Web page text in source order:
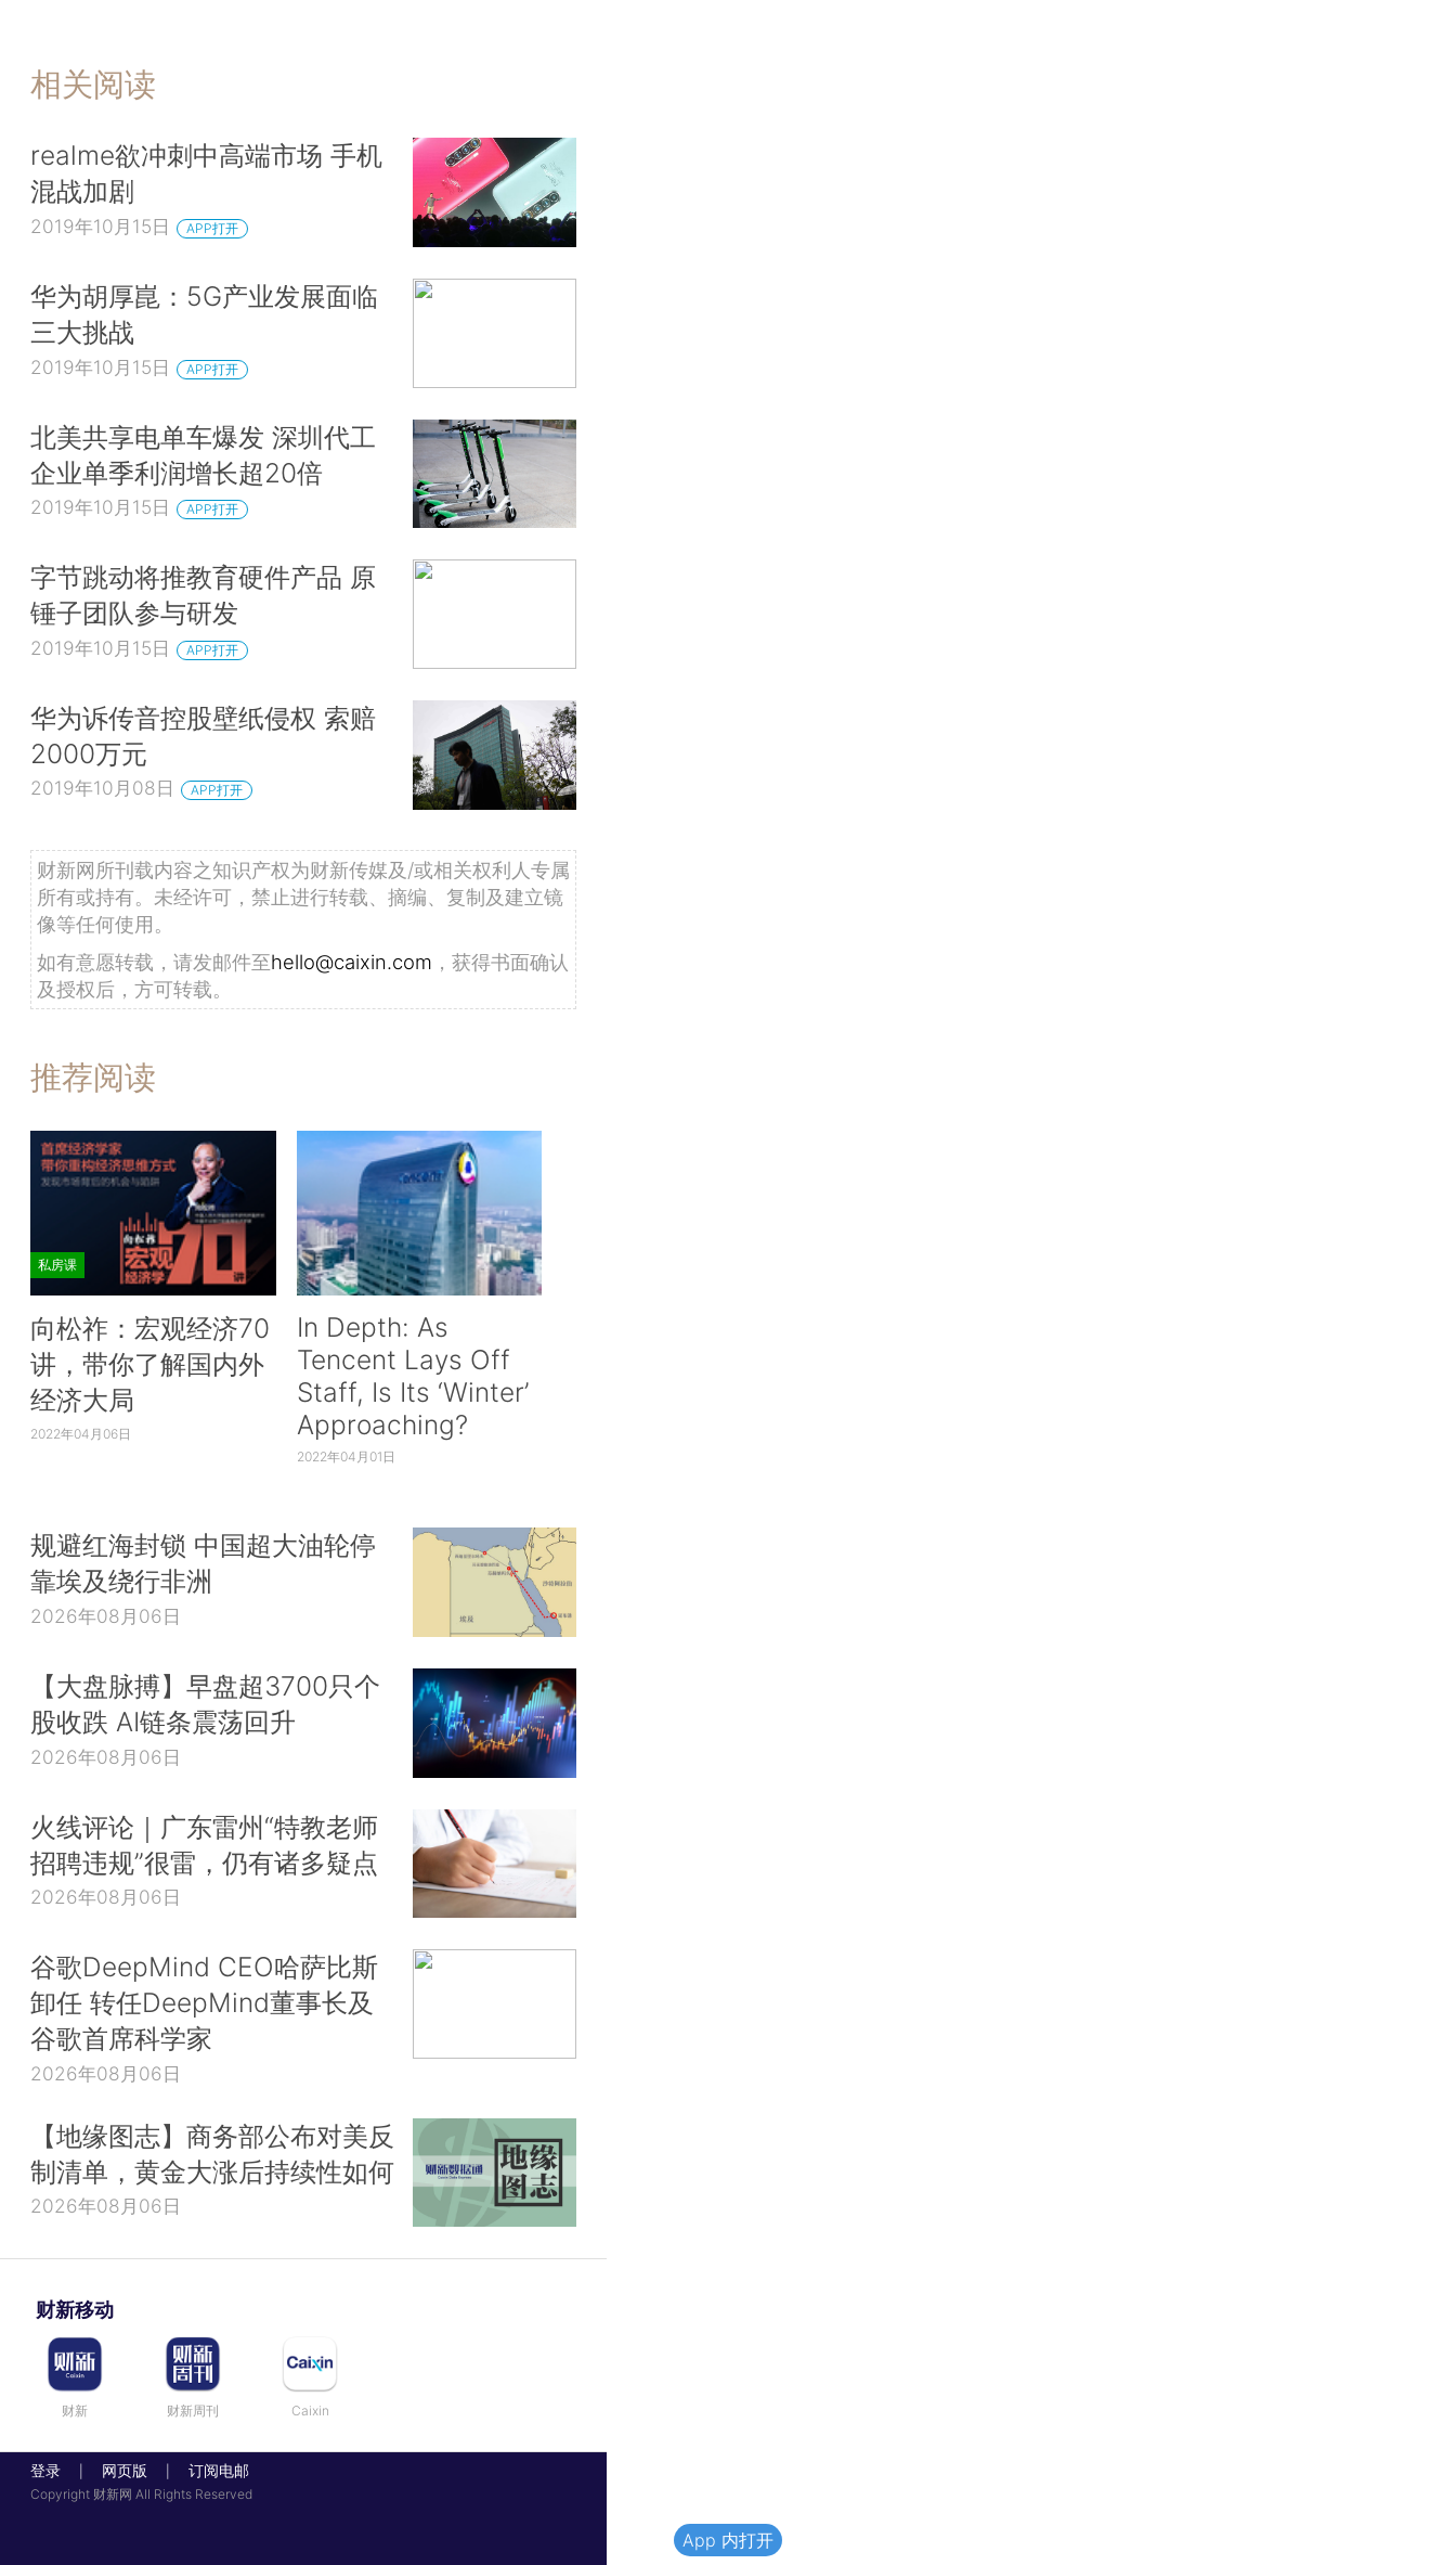
相关阅读
realme欲冲刺中高端市场 手机
混战加剧
2019年10月15日 APP打开
华为胡厚崑：5G产业发展面临
三大挑战
2019年10月15日 APP打开
北美共享电单车爆发 深圳代工
企业单季利润增长超20倍
2019年10月15日 APP打开
字节跳动将推教育硬件产品 原
锤子团队参与研发
2019年10月15日 APP打开
华为诉传音控股壁纸侵权 索赔
2000万元
2019年10月08日 APP打开
财新网所刊载内容之知识产权为财新传媒及/或相关权利人专属
所有或持有。未经许可，禁止进行转载、摘编、复制及建立镜
像等任何使用。
如有意愿转载，请发邮件至hello@caixin.com ，获得书面确认
及授权后，方可转载。
推荐阅读
私房课
向松祚：宏观经济70
讲，带你了解国内外
经济大局
2022年04月06日
In Depth: As
Tencent Lays Off
Staff, Is Its ‘Winter’
Approaching?
2022年04月01日
规避红海封锁 中国超大油轮停
靠埃及绕行非洲
2026年08月06日
【大盘脉搏】早盘超3700只个
股收跌 AI链条震荡回升
2026年08月06日
火线评论｜广东雷州“特教老师
招聘违规”很雷，仍有诸多疑点
2026年08月06日
谷歌DeepMind CEO哈萨比斯
卸任 转任DeepMind董事长及
谷歌首席科学家
2026年08月06日
【地缘图志】商务部公布对美反
制清单，黄金大涨后持续性如何
2026年08月06日
财新移动
财新 财新周刊 Caixin
登录 网页版 订阅电邮
Copyright 财新网 All Rights Reserved
App 内打开